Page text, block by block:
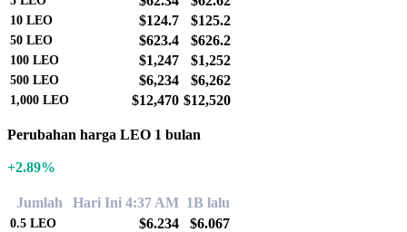
10 LEO $124.7 $125.2
50 LEO $623.4 $626.2
100 LEO $1,247 $1,252
500 LEO $6,234 $6,262
1,000 LEO $12,470 $12,520
Perubahan harga LEO 1 bulan
+2.89%
Jumlah Hari Ini 4:37 AM 1B lalu
0.5 LEO $6.234 $6.067